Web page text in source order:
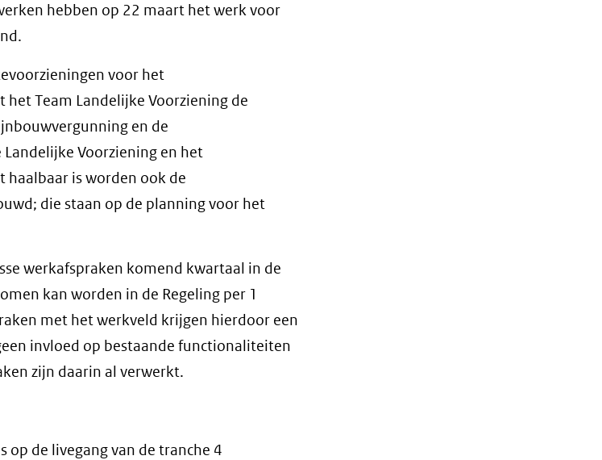
hebben op 22 maart het werk voor
voor het
Team Landelijke Voorziening de
en de
Voorziening en het
haalbaar is worden ook de
die staan op de planning voor het
werkafspraken komend kwartaal in de
kan worden in de Regeling per 1
met het werkveld krijgen hierdoor een
invloed op bestaande functionaliteiten
zijn daarin al verwerkt.
op de livegang van de tranche 4